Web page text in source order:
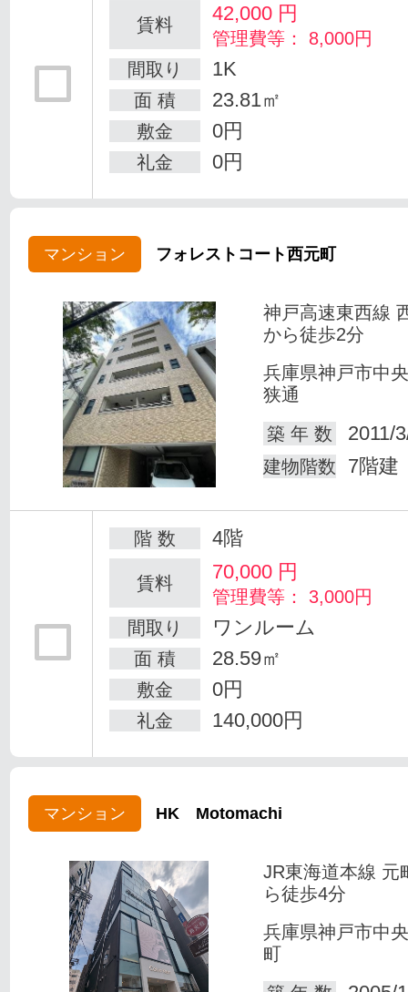
賃料 42,000 円
管理費等： 8,000円
間取り
1K
面 積 23.81㎡
敷金 0円
礼金 0円
マンション フォレストコート西元町
神戸高速東西線
から徒歩2分
兵庫県神戸市中
狭通
築 年 数
2011/
建物階数 7階建
階 数 4階
賃料 70,000 円
管理費等： 3,000円
間取り
ワンルーム
面 積 28.59㎡
敷金 0円
礼金 140,000円
マンション HK Motomachi
JR東海道本線 元
ら徒歩4分
兵庫県神戸市中
町